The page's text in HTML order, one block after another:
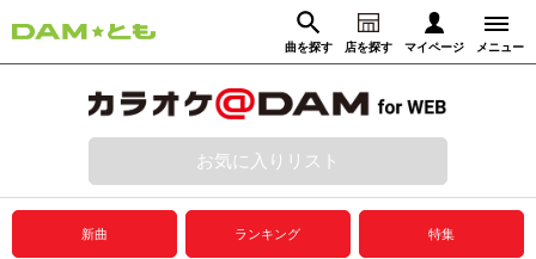
曲を探す 店を探す マイページ メニュー
動画からさがす 録音からさがす
ログイン
プレミアムサービス
お気に入りリスト
新曲 ランキング 特集